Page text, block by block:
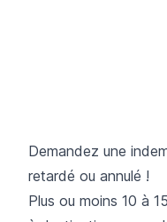
Demandez une
retardé ou annulé !
Plus ou moins 10 à